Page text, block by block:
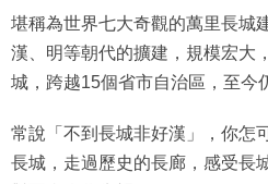
堪稱為世界七大奇觀的萬里長城
漢、明等朝代的擴建，規模宏大
城，跨越15個省市自治區，至今
常說「不到長城非好漢」，你怎
長城，走過歷史的長廊，感受長